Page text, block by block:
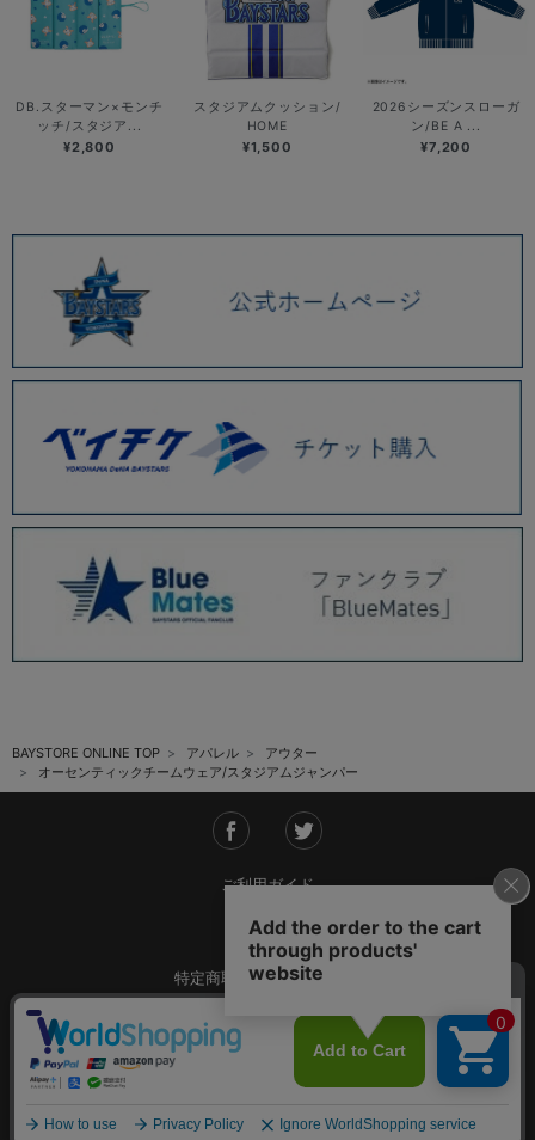
DB.スターマン×モンチ
ッチ/スタジア...
¥2,800
スタジアムクッション/
HOME
¥1,500
2026シーズンスローガ
ン/BE A ...
¥7,200
BAYSTORE ONLINE TOP アパレル
アウター
オーセンティックチームウェア/スタジアムジャンパー
ご利用ガイド
会社概要
特定商取引法に基づく表記
ご利用規約
Copyright © YOKOHAMA DeNA BAYSTARS All Rights Reserved.